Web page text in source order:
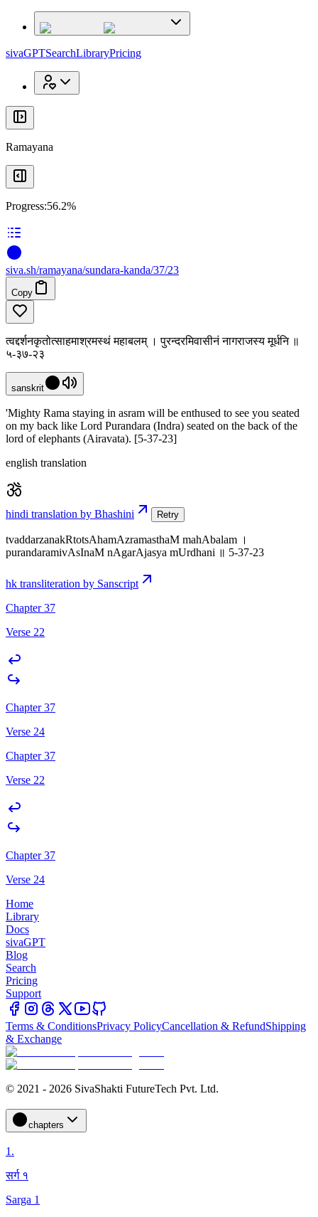
sivaGPTSearchLibraryPricing
Ramayana
Progress:56.2%
siva.sh/ramayana/sundara-kanda/37/23
Copy
त्वद्दर्शनकृतोत्साहमाश्रमस्थं महाबलम् । पुरन्दरमिवासीनं नागराजस्य मूर्धनि ॥
५-३७-२३
sanskrit
'Mighty Rama staying in asram will be enthused to see you seated
on my back like Lord Purandara (Indra) seated on the back of the
lord of elephants (Airavata). [5-37-23]
english translation
hindi translation by Bhashini Retry
tvaddarzanakRtotsAhamAzramasthaM mahAbalam ।
purandaramivAsInaM nAgarAjasya mUrdhani ॥ 5-37-23
hk transliteration by Sanscript
Chapter 37
Verse 22
Chapter 37
Verse 24
Chapter 37
Verse 22
Chapter 37
Verse 24
Home
Library
Docs
sivaGPT
Blog
Search
Pricing
Support
Terms & ConditionsPrivacy PolicyCancellation & RefundShipping
& Exchange
© 2021 - 2026 SivaShakti FutureTech Pvt. Ltd.
chapters
1.
सर्ग १
Sarga 1